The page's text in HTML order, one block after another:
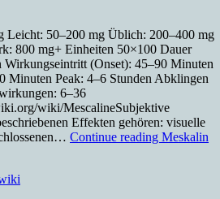
Leicht: 50–200 mg Üblich: 200–400 mg
800 mg+ Einheiten 50×100 Dauer
Wirkungseintritt (Onset): 45–90 Minuten
Minuten Peak: 4–6 Stunden Abklingen
6–36
wiki/MescalineSubjektive
Effekten gehören: visuelle
Continue reading Meskalin